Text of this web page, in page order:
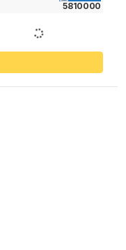
5810000